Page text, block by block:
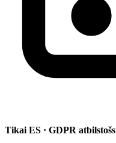
Tikai ES · GDPR atbilstošs